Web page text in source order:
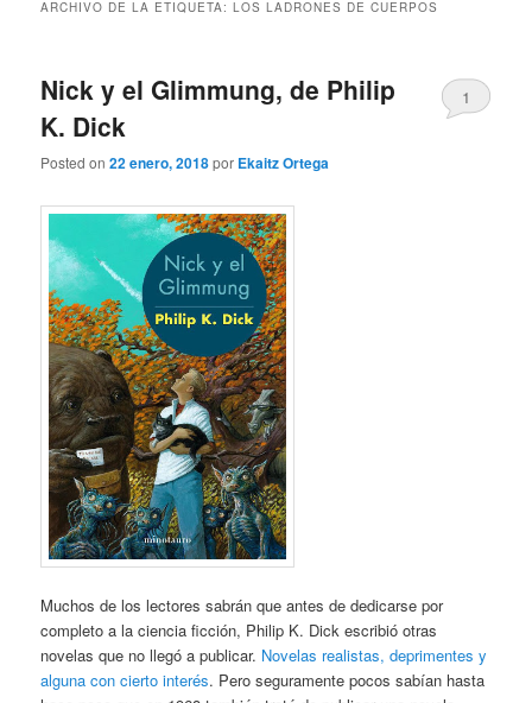
ARCHIVO DE LA ETIQUETA:LOS LADRONES DE CUERPOS
Nick y el Glimmung, de Philip
K. Dick
Posted on22 enero, 2018por Ekaitz Ortega
1
Muchos de los lectores sabrán que antes de dedicarse por
completo a la ciencia ficción, Philip K. Dick escribió otras
novelas que no llegó a publicar. Novelas realistas, deprimentes y
alguna con cierto interés. Pero seguramente pocos sabían hasta